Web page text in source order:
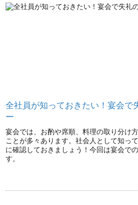
全社員が知っておきたい！宴会で
ー
宴会では、お酌や席順、料理の取り分け
ことが多々あります。社会人として知っ
に確認しておきましょう！今回は宴会で
す。